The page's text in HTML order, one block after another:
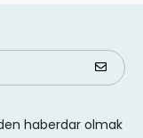
haberdar olmak